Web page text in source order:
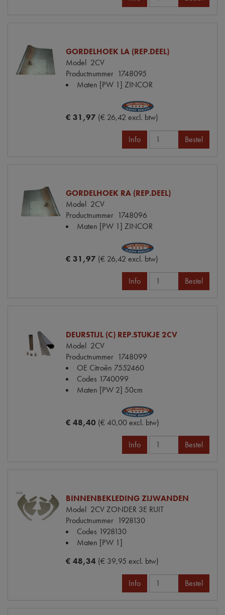
GORDELHOEK LA (REP.DEEL)
Model 2CV
Productnummer 1748095
Maten [PW 1] ZINCOR
€ 31,97 (€ 26,42 excl. btw)
Info Bestel
GORDELHOEK RA (REP.DEEL)
Model 2CV
Productnummer 1748096
Maten [PW 1] ZINCOR
€ 31,97 (€ 26,42 excl. btw)
Info Bestel
DEURSTIJL (C) REP.STUKJE 2CV
Model 2CV
Productnummer 1748099
OE Citroën 7552460
Codes 1740099
Maten [PW 2] 50cm
€ 48,40 (€ 40,00 excl. btw)
Info Bestel
BINNENBEKLEDING ZIJWANDEN
Model 2CV ZONDER 3E RUIT
Productnummer 1928130
Codes 1928130
Maten [PW 1]
€ 48,34 (€ 39,95 excl. btw)
Info Bestel